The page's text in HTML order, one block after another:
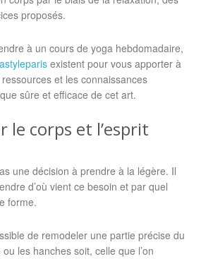
proposés.
à un cours de yoga hebdomadaire,
existent pour vous apporter à
et les connaissances
sûre et efficace de cet art.
le corps et l’esprit
une décision à prendre à la légère. Il
d’où vient ce besoin et par quel
forme.
de remodeler une partie précise du
les hanches soit, celle que l’on